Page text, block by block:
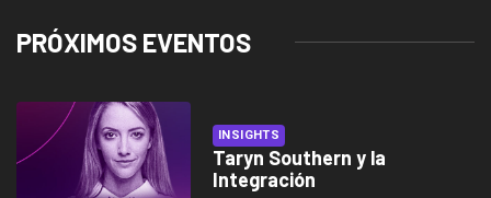
PRÓXIMOS EVENTOS
INSIGHTS
Taryn Southern y la
Integración